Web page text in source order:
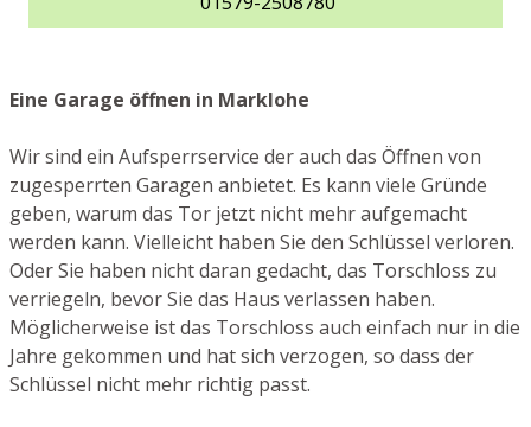
Eine Garage öffnen in Marklohe
Wir sind ein Aufsperrservice der auch das Öffnen von
zugesperrten Garagen anbietet. Es kann viele Gründe
geben, warum das Tor jetzt nicht mehr aufgemacht
werden kann. Vielleicht haben Sie den Schlüssel verloren.
Oder Sie haben nicht daran gedacht, das Torschloss zu
verriegeln, bevor Sie das Haus verlassen haben.
Möglicherweise ist das Torschloss auch einfach nur in die
Jahre gekommen und hat sich verzogen, so dass der
Schlüssel nicht mehr richtig passt.